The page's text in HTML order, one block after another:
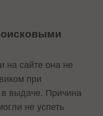
на сайте она не
при
выдаче. Причина
не успеть